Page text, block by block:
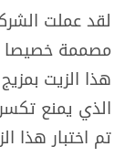
لقد عملت
مصممة خصيصا
هذا الزيت
الذي يمنع
تم اختبار هذا